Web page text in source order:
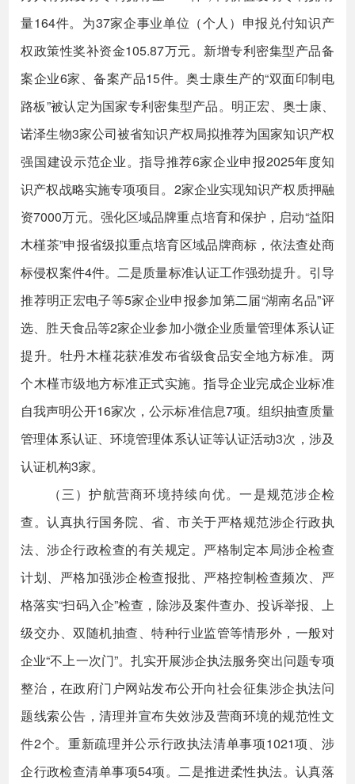
量164件。为37家企事业单位（个人）申报兑付知识产
权政策性奖补资金105.87万元。新增专利密集型产品备
案企业6家、备案产品15件。奥士康生产的“双面印制电
路板”被认定为国家专利密集型产品。明正宏、奥士康、
诺泽生物3家公司被省知识产权局拟推荐为国家知识产权
强国建设示范企业。指导推荐6家企业申报2025年度知
识产权战略实施专项项目。2家企业实现知识产权质押融
资7000万元。强化区域品牌重点培育和保护，启动“益阳
木槿茶”申报省级拟重点培育区域品牌商标，依法查处商
标侵权案件4件。二是质量标准认证工作强劲提升。引导
推荐明正宏电子等5家企业申报参加第二届“湖南名品”评
选、胜天食品等2家企业参加小微企业质量管理体系认证
提升。牡丹木槿花获准发布省级食品安全地方标准。两
个木槿市级地方标准正式实施。指导企业完成企业标准
自我声明公开16家次，公示标准信息7项。组织抽查质量
管理体系认证、环境管理体系认证等认证活动3次，涉及
认证机构3家。
（三）护航营商环境持续向优。一是规范涉企检
查。认真执行国务院、省、市关于严格规范涉企行政执
法、涉企行政检查的有关规定。严格制定本局涉企检查
计划、严格加强涉企检查报批、严格控制检查频次、严
格落实“扫码入企”检查，除涉及案件查办、投诉举报、上
级交办、双随机抽查、特种行业监管等情形外，一般对
企业“不上一次门”。扎实开展涉企执法服务突出问题专项
整治，在政府门户网站发布公开向社会征集涉企执法问
题线索公告，清理并宣布失效涉及营商环境的规范性文
件2个。重新疏理并公示行政执法清单事项1021项、涉
企行政检查清单事项54项。二是推进柔性执法。认真落